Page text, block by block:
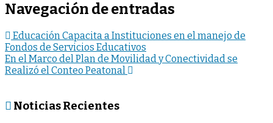
Navegación de entradas
Educación Capacita a Instituciones en el manejo de
Fondos de Servicios Educativos
En el Marco del Plan de Movilidad y Conectividad se
Realizó el Conteo Peatonal
Noticias Recientes